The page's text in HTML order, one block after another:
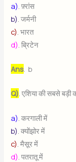
a) . फ़्रांस
b) . जर्मनी
c) . भारत
d) . ब्रिटेन
Ans. b
Q). एशिया की सबसे बड़ी
a) . करगाली में
b) . क्योंझोर में
c) . मैसूर में
d) . पतरातू में